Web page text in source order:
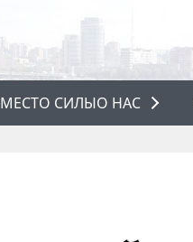
МЕСТО СИЛЫО НАС
О НАС